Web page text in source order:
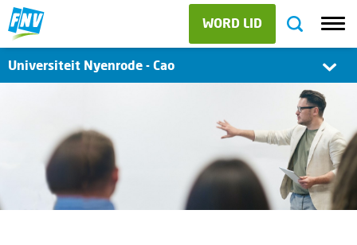
WORD LID
Universiteit Nyenrode - Cao